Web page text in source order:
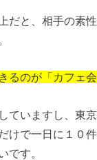
だと、相手の素
るのが「カフェ会
ていますし、東
けで一日に１０
です。